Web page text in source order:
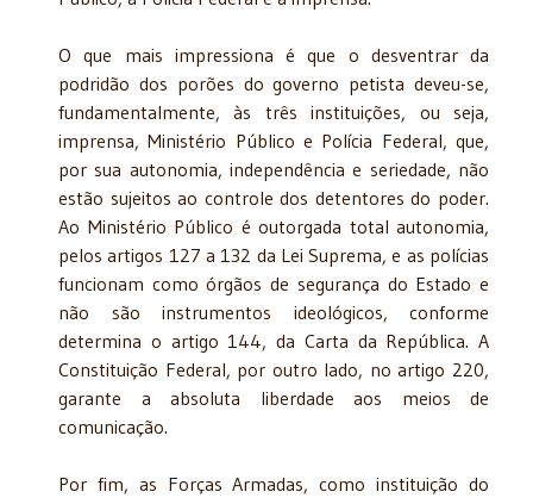
O que mais impressiona é que o desventrar da
podridão dos porões do governo petista deveu-se,
fundamentalmente, às três instituições, ou seja,
imprensa, Ministério Público e Polícia Federal, que,
por sua autonomia, independência e seriedade, não
estão sujeitos ao controle dos detentores do poder.
Ao Ministério Público é outorgada total autonomia,
pelos artigos 127 a 132 da Lei Suprema, e as polícias
funcionam como órgãos de segurança do Estado e
não são instrumentos ideológicos, conforme
determina o artigo 144, da Carta da República. A
Constituição Federal, por outro lado, no artigo 220,
garante a absoluta liberdade aos meios de
comunicação.
Por fim, as Forças Armadas, como instituição do